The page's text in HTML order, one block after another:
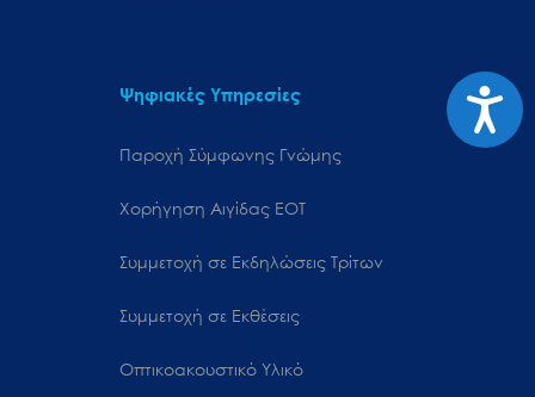
Ψηφιακές Υπηρεσίες
Παροχή Σύμφωνης Γνώμης
Χορήγηση Αιγίδας ΕΟΤ
Συμμετοχή σε Εκδηλώσεις Τρίτων
Συμμετοχή σε Εκθέσεις
Οπτικοακουστικό Υλικό